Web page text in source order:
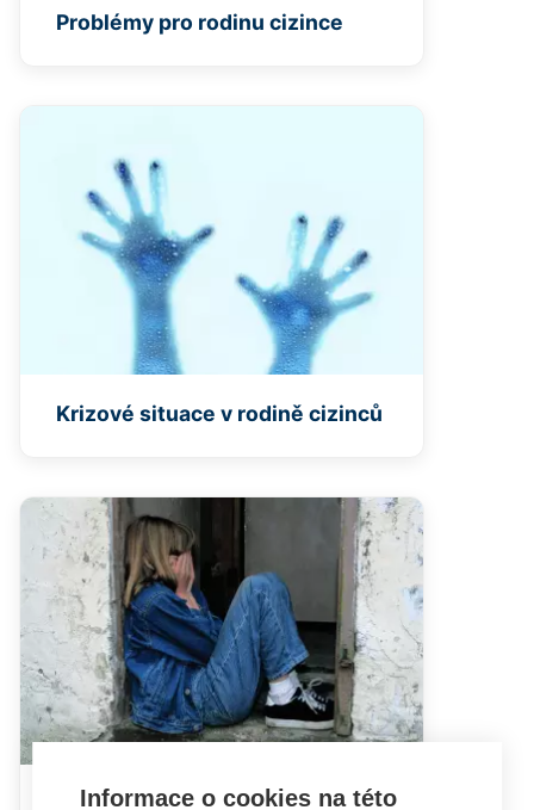
Problémy pro rodinu cizince
Krizové situace v rodině cizinců
Problémy pro děti - cizince
Informace o cookies na této